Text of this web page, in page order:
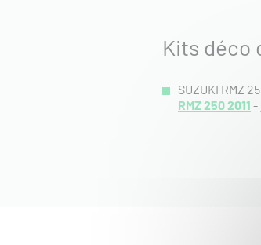
Kits déco
SUZUKI RMZ
RMZ 250 2011 -